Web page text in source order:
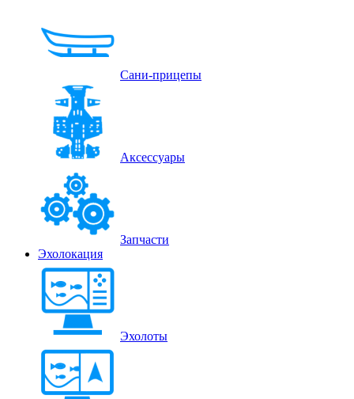
Сани-прицепы
Аксессуары
Запчасти
Эхолокация
Эхолоты